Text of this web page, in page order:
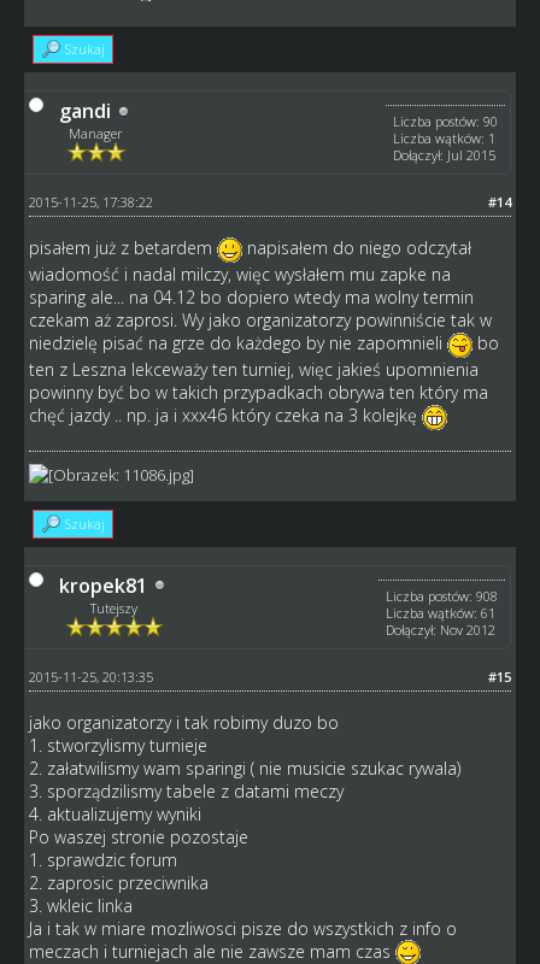
Szukaj
gandi
Manager
Liczba postów: 90
Liczba wątków: 1
Dołączył: Jul 2015
#14
2015-11-25, 17:38:22
pisałem już z betardem
napisałem do niego odczytał
wiadomość i nadal milczy, więc wysłałem mu zapke na
sparing ale... na 04.12 bo dopiero wtedy ma wolny termin
czekam aż zaprosi. Wy jako organizatorzy powinniście tak w
niedzielę pisać na grze do każdego by nie zapomnieli
bo
ten z Leszna lekceważy ten turniej, więc jakieś upomnienia
powinny być bo w takich przypadkach obrywa ten który ma
chęć jazdy .. np. ja i xxx46 który czeka na 3 kolejkę
Szukaj
kropek81
Tutejszy
Liczba postów: 908
Liczba wątków: 61
Dołączył: Nov 2012
#15
2015-11-25, 20:13:35
jako organizatorzy i tak robimy duzo bo
1. stworzylismy turnieje
2. załatwilismy wam sparingi ( nie musicie szukac rywala)
3. sporządzilismy tabele z datami meczy
4. aktualizujemy wyniki
Po waszej stronie pozostaje
1. sprawdzic forum
2. zaprosic przeciwnika
3. wkleic linka
Ja i tak w miare mozliwosci pisze do wszystkich z info o
meczach i turniejach ale nie zawsze mam czas